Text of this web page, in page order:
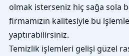
olmak isterseniz hiç sağa sola
firmamızın kalitesiyle bu
yaptırabilirsiniz.
Temizlik işlemleri gelişi güzel